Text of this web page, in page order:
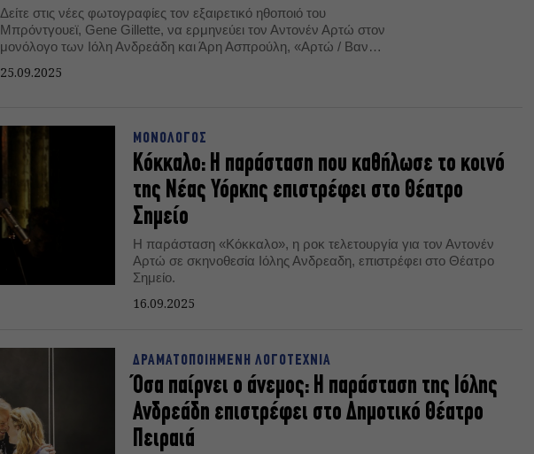
Δείτε στις νέες φωτογραφίες τον εξαιρετικό ηθοποιό του
Μπρόντγουεϊ, Gene Gillette, να ερμηνεύει τον Αντονέν Αρτώ στον
μονόλογο των Ιόλη Ανδρεάδη και Άρη Ασπρούλη, «Αρτώ / Βαν
παραστάσεων, στο Θέατρο Σημείο, από 1η Οκτωβρίου.
25.09.2025
ΜΟΝΟΛΟΓΟΣ
Κόκκαλο: Η παράσταση που καθήλωσε το κοινό
της Νέας Υόρκης επιστρέφει στο Θέατρο
Σημείο
Η παράσταση «Κόκκαλο», η ροκ τελετουργία για τον Αντονέν
Αρτώ σε σκηνοθεσία Ιόλης Ανδρεαδη, επιστρέφει στο Θέατρο
Σημείο.
16.09.2025
ΔΡΑΜΑΤΟΠΟΙΗΜΕΝΗ ΛΟΓΟΤΕΧΝΙΑ
Όσα παίρνει ο άνεμος: Η παράσταση της Ιόλης
Ανδρεάδη επιστρέφει στο Δημοτικό Θέατρο
Πειραιά